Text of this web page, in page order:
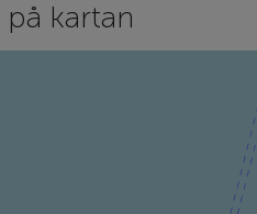
på kartan